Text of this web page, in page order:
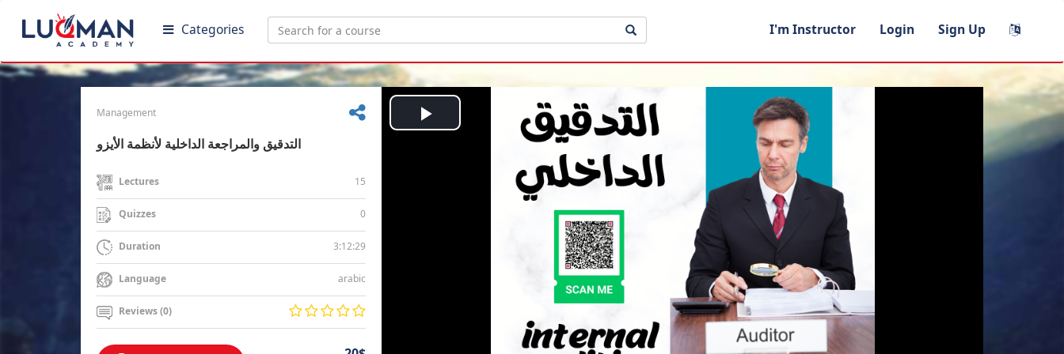
Categories I'm Instructor Login Sign Up
Management
التدقيق والمراجعة الداخلية لأنظمة الأيزو
Lectures 15
Quizzes 0
Duration 3:12:29
Language arabic
Reviews (0)
Play